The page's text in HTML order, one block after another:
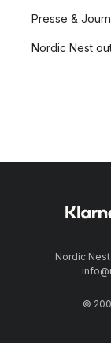
Presse &
Nordic Nest
Nordic
©